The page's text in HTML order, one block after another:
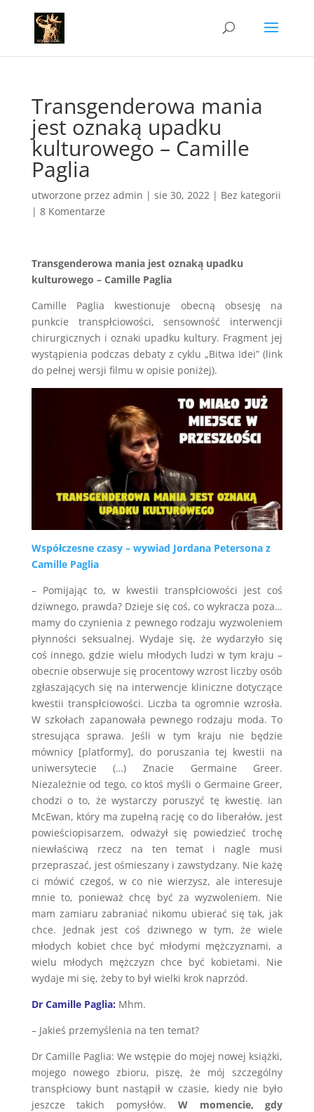
Transgenderowa mania
jest oznaką upadku
kulturowego – Camille
Paglia
utworzone przez admin | sie 30, 2022| Bez kategorii
| 8 Komentarze
Transgenderowa mania jest oznaką upadku
kulturowego – Camille Paglia
Camille Paglia kwestionuje obecną obsesję na
punkcie transpłciowości, sensowność interwencji
chirurgicznych i oznaki upadku kultury. Fragment jej
wystąpienia podczas debaty z cyklu „Bitwa Idei” (link
do pełnej wersji filmu w opisie poniżej).
Współczesne czasy – wywiad Jordana Petersona z
Camille Paglia
– Pomijając to, w kwestii transpłciowości jest coś
dziwnego, prawda? Dzieje się coś, co wykracza poza…
mamy do czynienia z pewnego rodzaju wyzwoleniem
płynności seksualnej. Wydaje się, że wydarzyło się
coś innego, gdzie wielu młodych ludzi w tym kraju –
obecnie obserwuje się procentowy wzrost liczby osób
zgłaszających się na interwencje kliniczne dotyczące
kwestii transpłciowości. Liczba ta ogromnie wzrosła.
W szkołach zapanowała pewnego rodzaju moda. To
stresująca sprawa. Jeśli w tym kraju nie będzie
mównicy [platformy], do poruszania tej kwestii na
uniwersytecie (…) Znacie Germaine Greer.
Niezależnie od tego, co ktoś myśli o Germaine Greer,
chodzi o to, że wystarczy poruszyć tę kwestię. Ian
McEwan, który ma zupełną rację co do liberałów, jest
powieściopisarzem, odważył się powiedzieć trochę
niewłaściwą rzecz na ten temat i nagle musi
przepraszać, jest ośmieszany i zawstydzany. Nie każę
ci mówić czegoś, w co nie wierzysz, ale interesuje
mnie to, ponieważ chcę być za wyzwoleniem. Nie
mam zamiaru zabraniać nikomu ubierać się tak, jak
chce. Jednak jest coś dziwnego w tym, że wiele
młodych kobiet chce być młodymi mężczyznami, a
wielu młodych mężczyzn chce być kobietami. Nie
wydaje mi się, żeby to był wielki krok naprzód.
Dr Camille Paglia: Mhm.
– Jakieś przemyślenia na ten temat?
Dr Camille Paglia: We wstępie do mojej nowej książki,
mojego nowego zbioru, piszę, że mój szczególny
transpłciowy bunt nastąpił w czasie, kiedy nie było
jeszcze takich pomysłów. W momencie, gdy